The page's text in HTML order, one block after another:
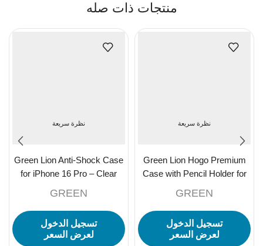
منتجات ذات صله
نظرة سريعة
Green Lion Hogo Premium
Case with Pencil Holder for
iPad 10 10.9″ -Black
GREEN
تسجيل الدخول
لعرض السعر
نظرة سريعة
Green Lion Anti-Shock Case
for iPhone 16 Pro – Clear
GREEN
تسجيل الدخول
لعرض السعر